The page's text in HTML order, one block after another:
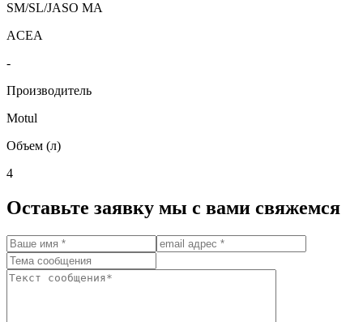
SM/SL/JASO MA
ACEA
-
Производитель
Motul
Объем (л)
4
Оставьте заявку мы с вами свяжемся